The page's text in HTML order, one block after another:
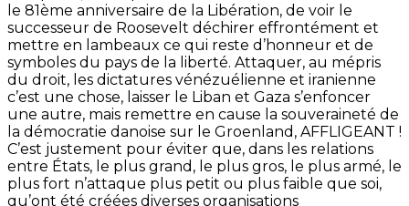
le 81ème anniversaire de la Libération, de voir le
successeur de Roosevelt déchirer effrontément et
mettre en lambeaux ce qui reste d’honneur et de
symboles du pays de la liberté. Attaquer, au mépris
du droit, les dictatures vénézuélienne et iranienne
c’est une chose, laisser le Liban et Gaza s’enfoncer
une autre, mais remettre en cause la souveraineté de
la démocratie danoise sur le Groenland, AFFLIGEANT !
C’est justement pour éviter que, dans les relations
entre États, le plus grand, le plus gros, le plus armé, le
plus fort n’attaque plus petit ou plus faible que soi,
qu’ont été créées diverses organisations